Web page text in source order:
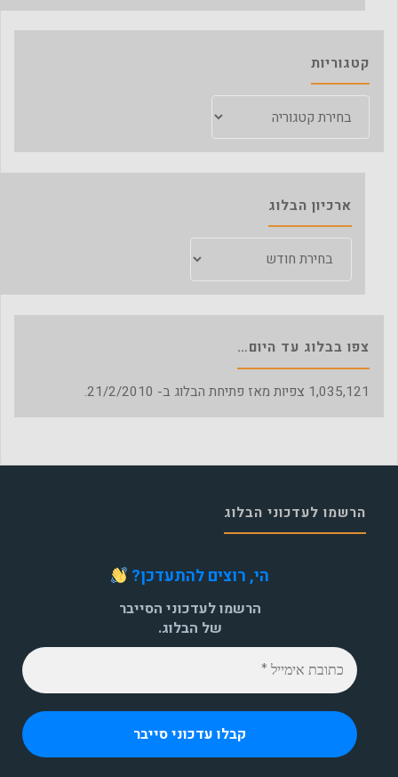
קטגוריות
ארכיון הבלוג
צפו בבלוג עד היום…
1,035,121 צפיות מאז פתיחת הבלוג ב- 21/2/2010.
הרשמו לעדכוני הבלוג
הי, רוצים להתעדכן?
הרשמו לעדכוני הסייבר
של הבלוג.